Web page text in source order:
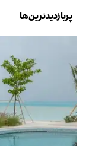
پربازدیدترین‌ها